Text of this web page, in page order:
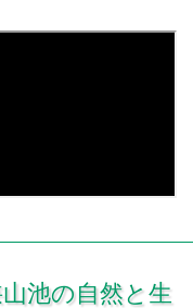
池の自然と生